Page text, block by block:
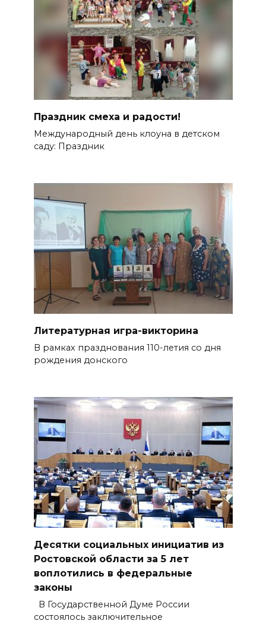
Праздник смеха и радости!
Международный день клоуна в детском
саду: Праздник
Литературная игра-викторина
В рамках празднования 110-летия со дня
рождения донского
Десятки социальных инициатив из
Ростовской области за 5 лет
воплотились в федеральные
законы
В Государственной Думе России
состоялось заключительное